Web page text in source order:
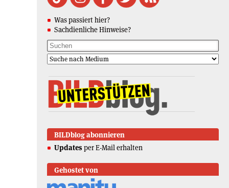
Was passiert hier?
Sachdienliche Hinweise?
BILDblog abonnieren
Updates per E-Mail erhalten
Gehostet von